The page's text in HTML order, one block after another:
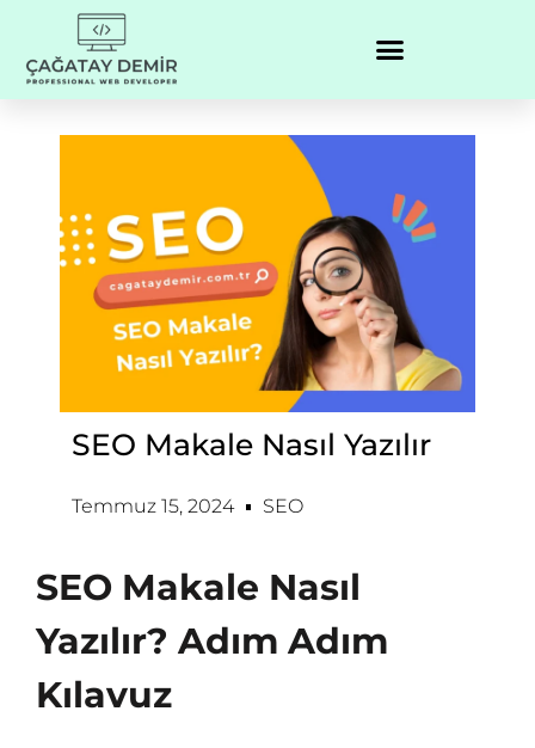
SEO Makale Nasıl Yazılır
Temmuz 15, 2024 SEO
SEO Makale Nasıl
Yazılır? Adım Adım
Kılavuz